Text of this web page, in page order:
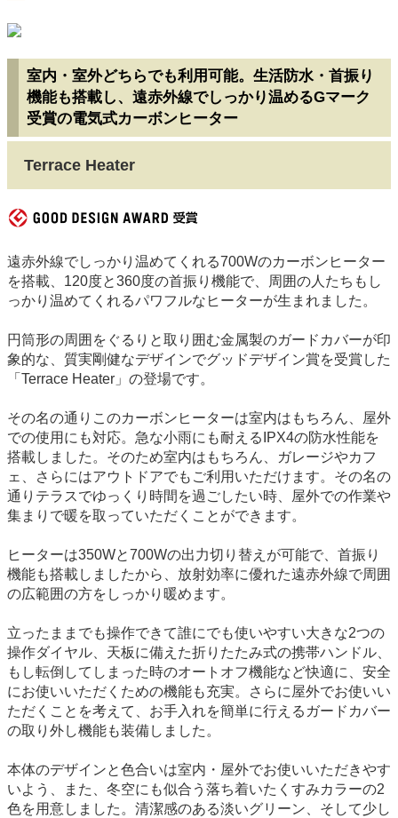
室内・室外どちらでも利用可能。生活防水・首振り
機能も搭載し、遠赤外線でしっかり温めるGマーク
受賞の電気式カーボンヒーター
Terrace Heater
遠赤外線でしっかり温めてくれる700Wのカーボンヒーター
を搭載、120度と360度の首振り機能で、周囲の人たちもし
っかり温めてくれるパワフルなヒーターが生まれました。
円筒形の周囲をぐるりと取り囲む金属製のガードカバーが印
象的な、質実剛健なデザインでグッドデザイン賞を受賞した
「Terrace Heater」の登場です。
その名の通りこのカーボンヒーターは室内はもちろん、屋外
での使用にも対応。急な小雨にも耐えるIPX4の防水性能を
搭載しました。そのため室内はもちろん、ガレージやカフ
ェ、さらにはアウトドアでもご利用いただけます。その名の
通りテラスでゆっくり時間を過ごしたい時、屋外での作業や
集まりで暖を取っていただくことができます。
ヒーターは350Wと700Wの出力切り替えが可能で、首振り
機能も搭載しましたから、放射効率に優れた遠赤外線で周囲
の広範囲の方をしっかり暖めます。
立ったままでも操作できて誰にでも使いやすい大きな2つの
操作ダイヤル、天板に備えた折りたたみ式の携帯ハンドル、
もし転倒してしまった時のオートオフ機能など快適に、安全
にお使いいただくための機能も充実。さらに屋外でお使いい
ただくことを考えて、お手入れを簡単に行えるガードカバー
の取り外し機能も装備しました。
本体のデザインと色合いは室内・屋外でお使いいただきやす
いよう、また、冬空にも似合う落ち着いたくすみカラーの2
色を用意しました。清潔感のある淡いグリーン、そして少し